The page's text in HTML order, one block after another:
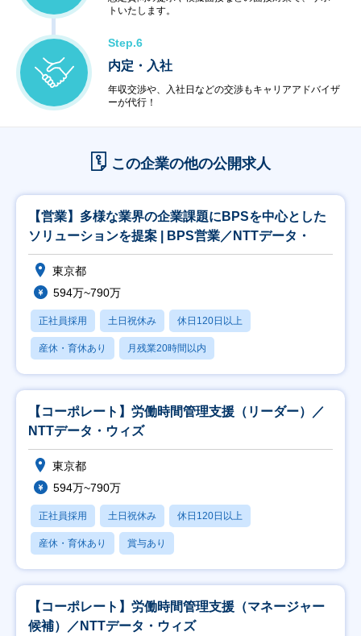
トいたします。
Step.6
内定・入社
年収交渉や、入社日などの交渉もキャリアアドバイザ
ーが代行！
この企業の他の公開求人
【営業】多様な業界の企業課題にBPSを中心とした
ソリューションを提案 | BPS営業／NTTデータ・
東京都
594万~790万
正社員採用 土日祝休み 休日120日以上
産休・育休あり 月残業20時間以内
【コーポレート】労働時間管理支援（リーダー）／
NTTデータ・ウィズ
東京都
594万~790万
正社員採用 土日祝休み 休日120日以上
産休・育休あり 賞与あり
【コーポレート】労働時間管理支援（マネージャー
候補）／NTTデータ・ウィズ